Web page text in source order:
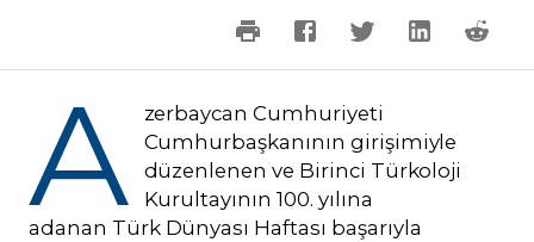
A
zerbaycan Cumhuriyeti
Cumhurbaşkanının girişimiyle
düzenlenen ve Birinci Türkoloji
Kurultayının 100. yılına
adanan Türk Dünyası Haftası başarıyla